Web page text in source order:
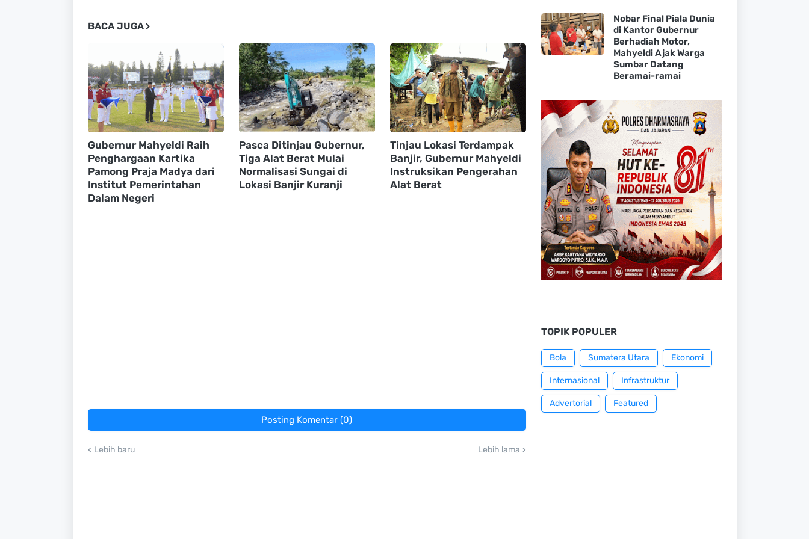
BACA JUGA
Gubernur Mahyeldi Raih
Penghargaan Kartika
Pamong Praja Madya dari
Institut Pemerintahan
Dalam Negeri
Pasca Ditinjau Gubernur,
Tiga Alat Berat Mulai
Normalisasi Sungai di
Lokasi Banjir Kuranji
Tinjau Lokasi Terdampak
Banjir, Gubernur Mahyeldi
Instruksikan Pengerahan
Alat Berat
Posting Komentar (0)
Lebih baru Lebih lama
Nobar Final Piala Dunia
di Kantor Gubernur
Berhadiah Motor,
Mahyeldi Ajak Warga
Sumbar Datang
Beramai-ramai
TOPIK POPULER
Bola Sumatera Utara Ekonomi
Internasional Infrastruktur
Advertorial Featured